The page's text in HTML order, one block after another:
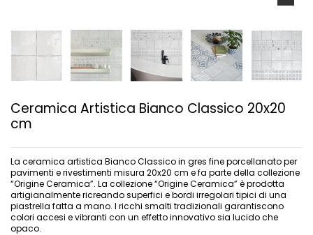
Ceramica Artistica Bianco Classico 20x20
cm
La ceramica artistica Bianco Classico in gres fine porcellanato per
pavimenti e rivestimenti misura 20x20 cm e fa parte della collezione
“Origine Ceramica”. La collezione “Origine Ceramica” è prodotta
artigianalmente ricreando superfici e bordi irregolari tipici di una
piastrella fatta a mano. I ricchi smalti tradizionali garantiscono
colori accesi e vibranti con un effetto innovativo sia lucido che
opaco.